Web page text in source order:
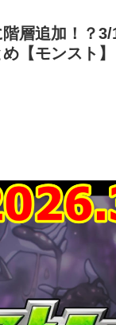
層追加！？3/
【モンスト】